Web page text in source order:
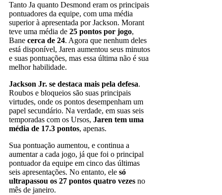
Tanto Ja quanto Desmond eram os principais
pontuadores da equipe, com uma média
superior à apresentada por Jackson. Morant
teve uma média de 25 pontos por jogo,
Bane cerca de 24. Agora que nenhum deles
está disponível, Jaren aumentou seus minutos
e suas pontuações, mas essa última não é sua
melhor habilidade.
Jackson Jr. se destaca mais pela defesa.
Roubos e bloqueios são suas principais
virtudes, onde os pontos desempenham um
papel secundário. Na verdade, em suas seis
temporadas com os Ursos, Jaren tem uma
média de 17.3 pontos, apenas.
Sua pontuação aumentou, e continua a
aumentar a cada jogo, já que foi o principal
pontuador da equipe em cinco das últimas
seis apresentações. No entanto, ele só
ultrapassou os 27 pontos quatro vezes no
mês de janeiro.